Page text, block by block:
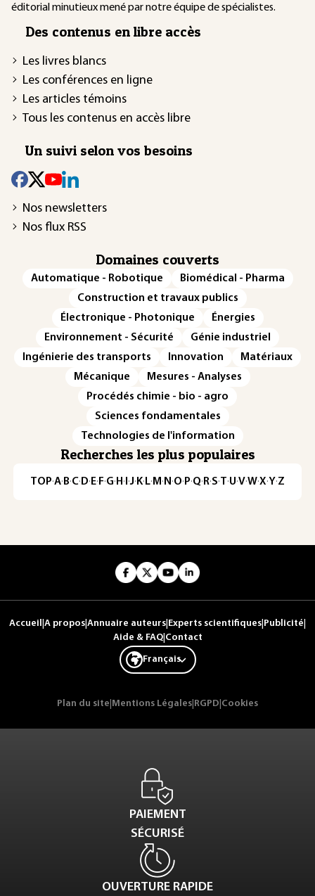
éditorial minutieux mené par notre équipe de spécialistes.
Des contenus en libre accès
Les livres blancs
Les conférences en ligne
Les articles témoins
Tous les contenus en accès libre
Un suivi selon vos besoins
Nos newsletters
Nos flux RSS
Domaines couverts
Automatique - Robotique
Biomédical - Pharma
Construction et travaux publics
Électronique - Photonique
Énergies
Environnement - Sécurité
Génie industriel
Ingénierie des transports
Innovation
Matériaux
Mécanique
Mesures - Analyses
Procédés chimie - bio - agro
Sciences fondamentales
Technologies de l'information
Recherches les plus populaires
TOP·A·B·C· D· E· F·G· H · ·J· K· L· M · N ·O· P·Q· R·S·T·U·V·W·X·Y·Z
Accueil A propos Annuaire auteurs Experts scientifiques Publicité
Aide & FAQ| Contact
Français
Plan du site Mentions Légales RGPD Cookies
PAIEMENT
SÉCURISÉ
OUVERTURE RAPIDE